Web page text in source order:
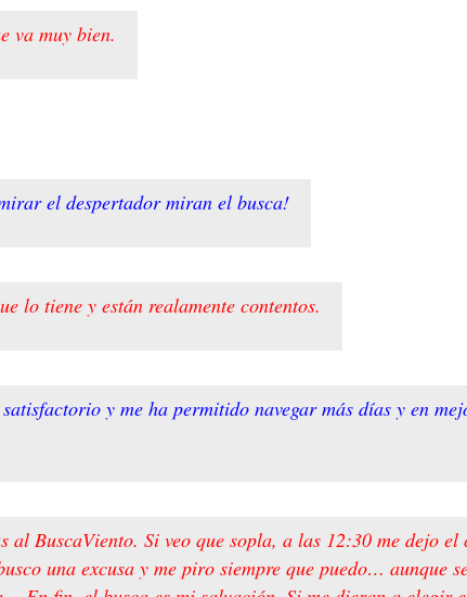
va muy bien.
el despertador miran el busca!
lo tiene y están realamente contentos.
y me ha permitido navegar más días y en
al BuscaViento. Si veo que sopla, a las 12:30 me dejo
una excusa y me piro siempre que puedo… aunque